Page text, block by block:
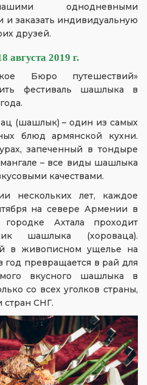
однодневными
заказать индивидуальную
друзей.
2019 г.
Бюро путешествий»
фестиваль шашлыка в
(шашлык) – один из самых
блюд армянской кухни.
запеченный в тондыре
– все виды шашлыка
качествами.
нескольких лет, каждое
на севере Армении в
Ахтала проходит
шашлыка (хороваца).
в живописном ущелье на
год превращается в рай для
вкусного шашлыка в
со всех уголков страны,
стран СНГ.